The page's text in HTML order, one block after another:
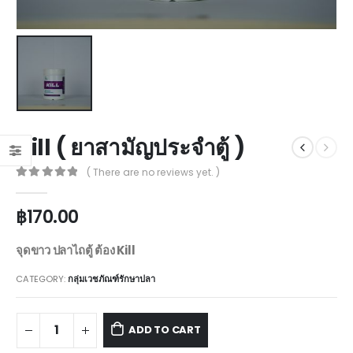
Kill ( ยาสามัญประจำตู้ )
( There are no reviews yet. )
฿170.00
จุดขาว ปลาไถตู้ ต้อง Kill
CATEGORY:กลุ่มเวชภัณฑ์รักษาปลา
ADD TO CART